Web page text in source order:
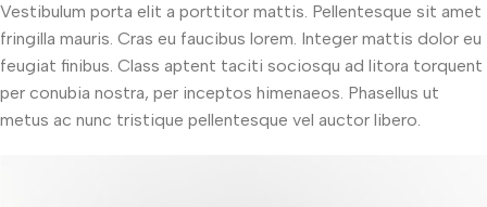
Vestibulum porta elit a porttitor mattis. Pellentesque sit amet
fringilla mauris. Cras eu faucibus lorem. Integer mattis dolor eu
feugiat finibus. Class aptent taciti sociosqu ad litora torquent
per conubia nostra, per inceptos himenaeos. Phasellus ut
metus ac nunc tristique pellentesque vel auctor libero.